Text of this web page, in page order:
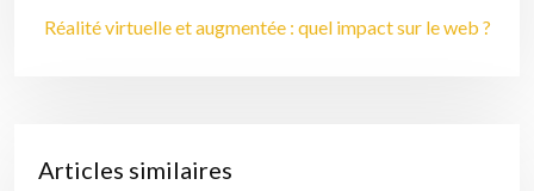
Réalité virtuelle et augmentée : quel impact sur le web ?
Articles similaires